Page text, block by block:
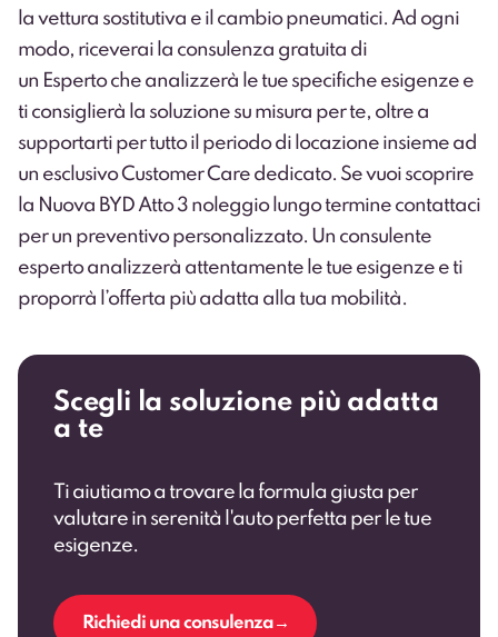
la vettura sostitutiva e il cambio pneumatici. Ad ogni
modo, riceverai la consulenza gratuita di
un Espertoche analizzerà le tue specifiche esigenze e
ti consiglierà la soluzione su misura per te, oltre a
supportarti per tutto il periodo di locazione insieme ad
un esclusivo Customer Care dedicato. Se vuoi scoprire
la Nuova BYD Atto 3 noleggio lungo termine contattaci
per un preventivo personalizzato. Un consulente
esperto analizzerà attentamente le tue esigenze e ti
proporrà l’offerta più adatta alla tua mobilità.
Scegli la soluzione più adatta
a te
Ti aiutiamo a trovare la formula giusta per
valutare in serenità l'auto perfetta per le tue
esigenze.
Richiedi una consulenza